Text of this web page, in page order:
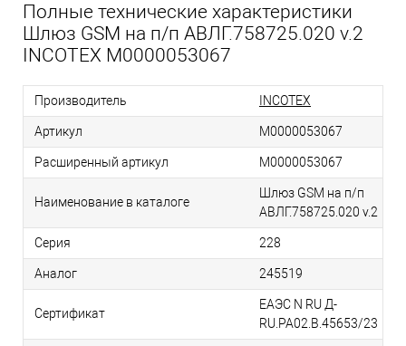
Полные технические характеристики
Шлюз GSM на п/п АВЛГ.758725.020 v.2
INCOTEX М0000053067
Производитель INCOTEX
Артикул М0000053067
Расширенный артикул М0000053067
Наименование в каталоге
Шлюз GSM на п/п
АВЛГ.758725.020 v.2
Серия 228
Аналог 245519
Сертификат
ЕАЭС N RU Д-
RU.РА02.В.45653/23